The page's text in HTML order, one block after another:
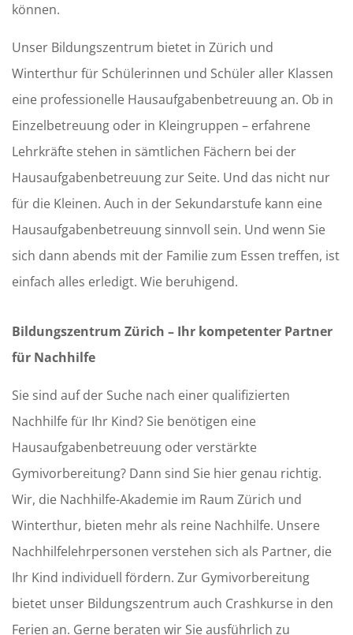
können.
Unser Bildungszentrum bietet in Zürich und
Winterthur für Schülerinnen und Schüler aller Klassen
eine professionelle Hausaufgabenbetreuung an. Ob in
Einzelbetreuung oder in Kleingruppen – erfahrene
Lehrkräfte stehen in sämtlichen Fächern bei der
Hausaufgabenbetreuung zur Seite. Und das nicht nur
für die Kleinen. Auch in der Sekundarstufe kann eine
Hausaufgabenbetreuung sinnvoll sein. Und wenn Sie
sich dann abends mit der Familie zum Essen treffen, ist
einfach alles erledigt. Wie beruhigend.
Bildungszentrum Zürich – Ihr kompetenter Partner
für Nachhilfe
Sie sind auf der Suche nach einer qualifizierten
Nachhilfe für Ihr Kind? Sie benötigen eine
Hausaufgabenbetreuung oder verstärkte
Gymivorbereitung? Dann sind Sie hier genau richtig.
Wir, die Nachhilfe-Akademie im Raum Zürich und
Winterthur, bieten mehr als reine Nachhilfe. Unsere
Nachhilfelehrpersonen verstehen sich als Partner, die
Ihr Kind individuell fördern. Zur Gymivorbereitung
bietet unser Bildungszentrum auch Crashkurse in den
Ferien an. Gerne beraten wir Sie ausführlich zu